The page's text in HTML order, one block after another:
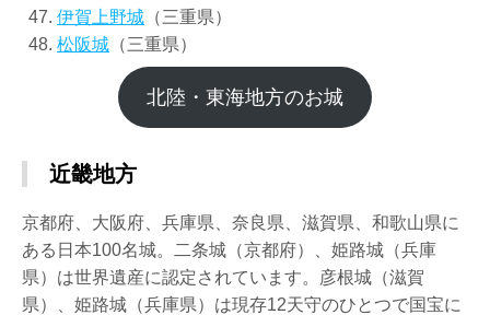
伊賀上野城 （三重県）
松阪城 （三重県）
北陸・東海地方のお城
近畿地方
京都府、大阪府、兵庫県、奈良県、滋賀県、和歌山県に
ある日本100名城。二条城（京都府）、姫路城（兵庫
県）は世界遺産に認定されています。彦根城（滋賀
県）、姫路城（兵庫県）は現存12天守のひとつで国宝に